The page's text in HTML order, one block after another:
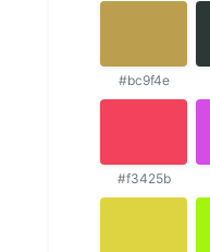
#bc9f4e
#f3425b